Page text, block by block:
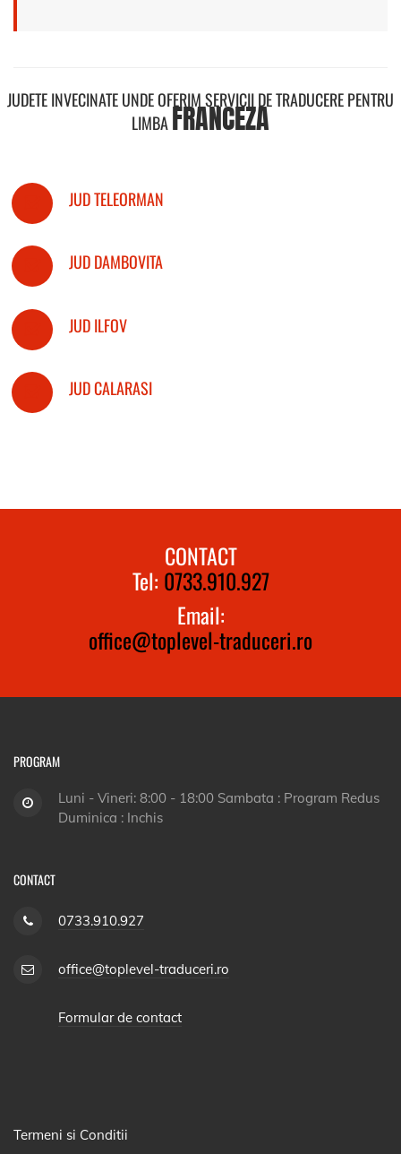
JUDETE INVECINATE UNDE OFERIM SERVICII DE TRADUCERE PENTRU
LIMBAFRANCEZA
JUD TELEORMAN
JUD DAMBOVITA
JUD ILFOV
JUD CALARASI
CONTACT
Tel: 0733.910.927
Email:
office@toplevel-traduceri.ro
PROGRAM
Luni - Vineri: 8:00 - 18:00 Sambata : Program Redus
Duminica : Inchis
CONTACT
0733.910.927
office@toplevel-traduceri.ro
Formular de contact
Termeni si Conditii